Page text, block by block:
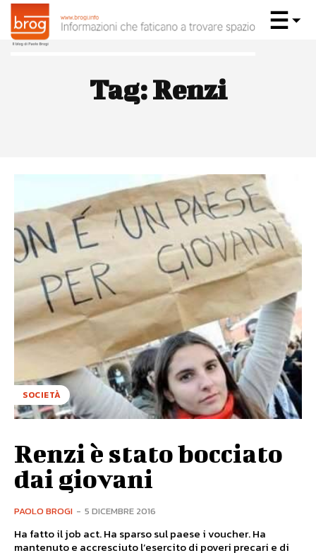
Tag:Renzi
SOCIETÀ
Renzi è stato bocciato
dai giovani
PAOLO BROGI - 5 DICEMBRE 2016
Ha fatto il job act. Ha sparso sul paese i voucher. Ha
mantenuto e accresciuto l’esercito di poveri precari e di